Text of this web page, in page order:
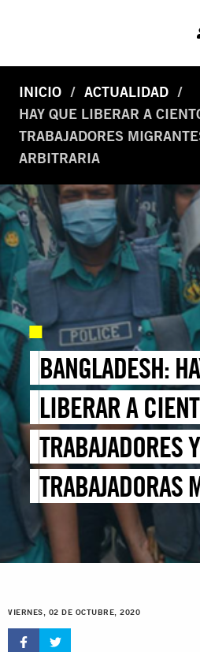
INICIO
ACTUALIDAD
HAY QUE LIBERAR A
TRABAJADORES
ARBITRARIA
BANGLADESH:
LIBERAR A
TRABAJADORES Y
TRABAJADORAS
EN DETENCIÓN
VIERNES, 02 DE OCTUBRE, 2020